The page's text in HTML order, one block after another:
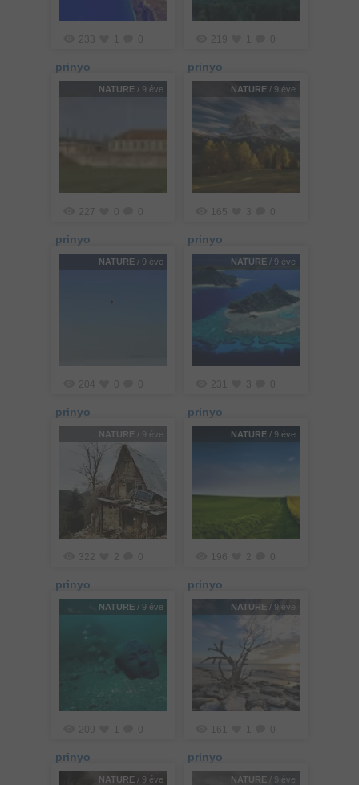
233
prinyo
219
prinyo
NATURE / 9 éve
227
prinyo
NATURE / 9 éve
165 3
prinyo
NATURE / 9 éve
204
prinyo
NATURE / 9 éve
231 3
prinyo
NATURE / 9 éve
322 2
prinyo
NATURE / 9 éve
196 2
prinyo
NATURE / 9 éve
209
prinyo
NATURE / 9 éve
161
prinyo
NATURE / 9 éve NATURE / 9 éve